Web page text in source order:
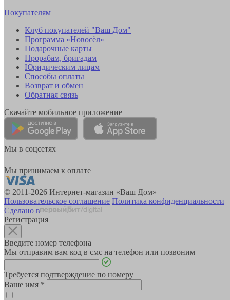
Покупателям
Клуб покупателей "Ваш Дом"
Программа «Новосёл»
Подарочные карты
Прорабам, бригадам
Юридическим лицам
Способы оплаты
Возврат и обмен
Обратная связь
Скачайте мобильное приложение
Мы в соцсетях
Мы принимаем к оплате
© 2011-2026 Интернет-магазин «Ваш Дом»
Пользовательское соглашение Политика конфиденциальности
Сделано в
Регистрация
Введите номер телефона
Мы отправим вам код в смс на телефон или позвоним
Требуется подтверждение по номеру
Ваше имя *